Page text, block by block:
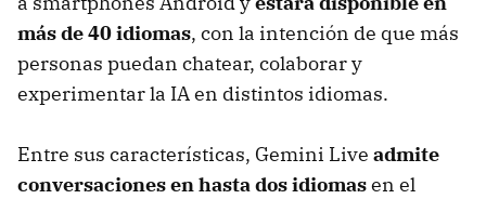
más de 40 idiomas, con la intención de que más
personas puedan chatear, colaborar y
experimentar la IA en distintos idiomas.
Entre sus características, Gemini Live admite
conversaciones en hasta dos idiomasen el